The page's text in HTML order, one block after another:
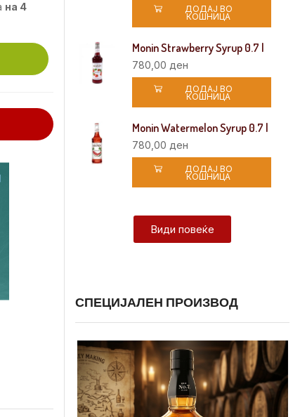
на 4
ДОДАЈ ВО
КОШНИЦА
Monin Strawberry Syrup 0.7 l
780,00 ден
ДОДАЈ ВО
КОШНИЦА
Monin Watermelon Syrup 0.7 l
780,00 ден
ДОДАЈ ВО
КОШНИЦА
Види повеќе
СПЕЦИЈАЛЕН ПРОИЗВОД